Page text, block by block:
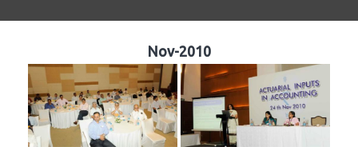
Nov-2010